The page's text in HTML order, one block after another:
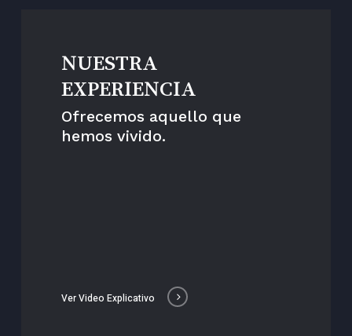
NUESTRA
EXPERIENCIA
Ofrecemos aquello que
hemos vivido.
Ver Video Explicativo